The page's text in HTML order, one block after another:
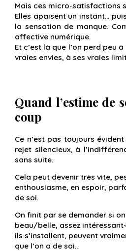
Mais ces micro-satisfactions
Elles apaisent un instant…
la sensation de manque.
affective numérique.
Et c’est là que l’on perd peu à
vraies envies, à ses vraies
Quand l’estime de
coup
Ce n’est pas toujours
rejet silencieux, à
sans suite.
Cela peut devenir très vite,
enthousiasme, en espoir,
de soi.
On finit par se demander si
beau/belle, assez
ils s’installent, peuvent
que l’on a de soi..